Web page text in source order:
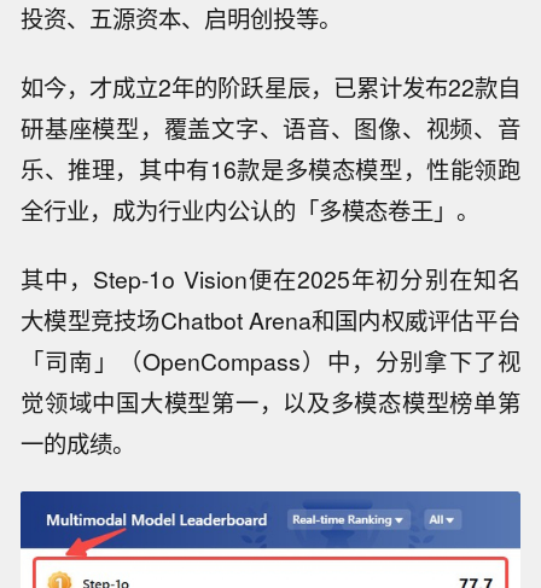
投资、五源资本、启明创投等。
如今，才成立2年的阶跃星辰，已累计发布22款自
研基座模型，覆盖文字、语音、图像、视频、音
乐、推理，其中有16款是多模态模型，性能领跑
全行业，成为行业内公认的「多模态卷王」。
其中，Step-1o Vision便在2025年初分别在知名
大模型竞技场Chatbot Arena和国内权威评估平台
「司南」（OpenCompass）中，分别拿下了视
觉领域中国大模型第一，以及多模态模型榜单第
一的成绩。